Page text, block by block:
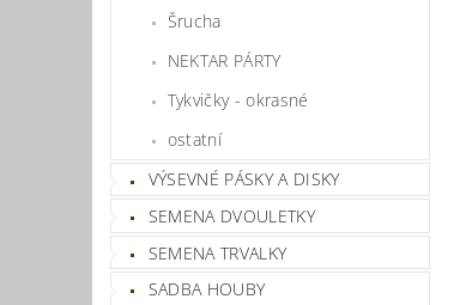
Šrucha
NEKTAR PÁRTY
Tykvičky - okrasné
ostatní
VÝSEVNÉ PÁSKY A DISKY
SEMENA DVOULETKY
SEMENA TRVALKY
SADBA HOUBY